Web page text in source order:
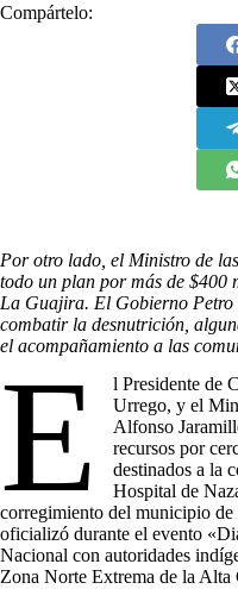
Compártelo:
Por otro lado, el Ministro de
todo un plan por más de $400
La Guajira. El Gobierno Petro
combatir la desnutrición,
el acompañamiento a las
E
l Presidente de
Urrego, y el
Alfonso
recursos por
destinados a la
Hospital de
corregimiento del municipio
oficializó durante el evento
Nacional con autoridades
Zona Norte Extrema de la Alta